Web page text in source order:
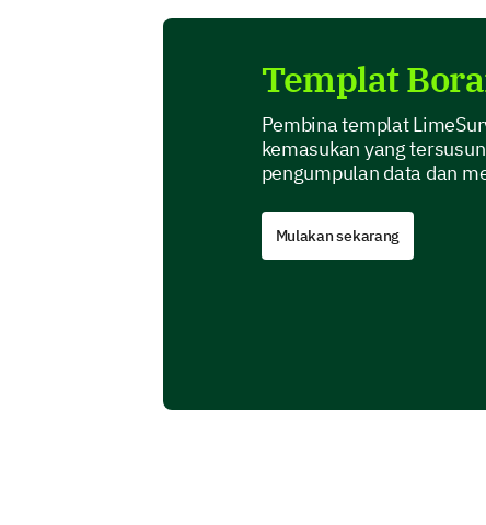
Templat
Pembina templat
kemasukan yang
pengumpulan data dan
Mulakan sekarang